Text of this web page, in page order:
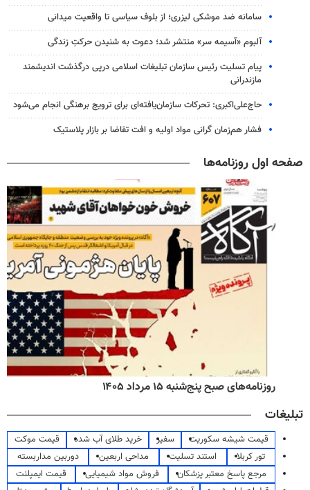
سامانه ضد موشکی لیزری؛ از بلوف سیاسی تا واقعیت میدانی
آلبوم «آسیمه سر» منتشر شد؛ دعوت به شنیدن حرکتِ زندگی
پیام تسلیت رئیس سازمان تبلیغات اسلامی درپی درگذشت اندیشمند
مازندرانی
حاج‌علی‌اکبری: تحرکات سازمان‌یافته‌ای برای ترویج برهنگی انجام می‌شود
فشار هم‌زمان گرانی مواد اولیه و افت تقاضا بر بازار پلاستیک
صفحه اول روزنامه‌ها
روزنامه‌های صبح پنج‌شنبه ۱۵ مرداد ۱۴۰۵
تبلیغات
قیمت شیشه سکوریت سفیر خرید طلای آب شده
قیمت موکت
تور کربلا
استند تسلیت مداحی اربعین
دوربین مداربسته
مرجع پاسخ معتبر پزشکان
فروش مواد شیمیایی
قیمت ایمپلنت